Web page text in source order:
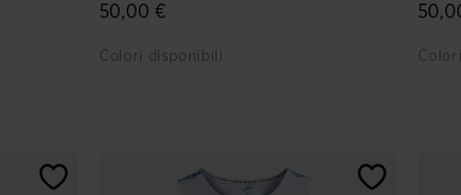
50,00 €
Colori disponibili